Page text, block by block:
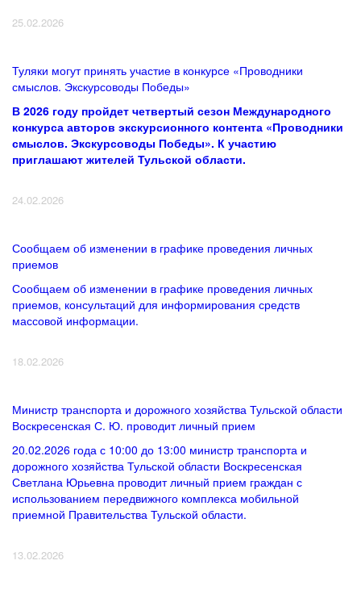
25.02.2026
Туляки могут принять участие в конкурсе «Проводники
смыслов. Экскурсоводы Победы»
В 2026 году пройдет четвертый сезон Международного
конкурса авторов экскурсионного контента «Проводники
смыслов. Экскурсоводы Победы». К участию
приглашают жителей Тульской области.
24.02.2026
Сообщаем об изменении в графике проведения личных
приемов
Сообщаем об изменении в графике проведения личных
приемов, консультаций для информирования средств
массовой информации.
18.02.2026
Министр транспорта и дорожного хозяйства Тульской области
Воскресенская С. Ю. проводит личный прием
20.02.2026 года с 10:00 до 13:00 министр транспорта и
дорожного хозяйства Тульской области Воскресенская
Светлана Юрьевна проводит личный прием граждан с
использованием передвижного комплекса мобильной
приемной Правительства Тульской области.
13.02.2026